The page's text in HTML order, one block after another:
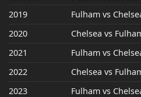
2019
Fulham vs
2020
Chelsea vs
2021
Fulham vs
2022
Chelsea vs
2023
Fulham vs